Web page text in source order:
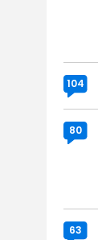
104
80
63